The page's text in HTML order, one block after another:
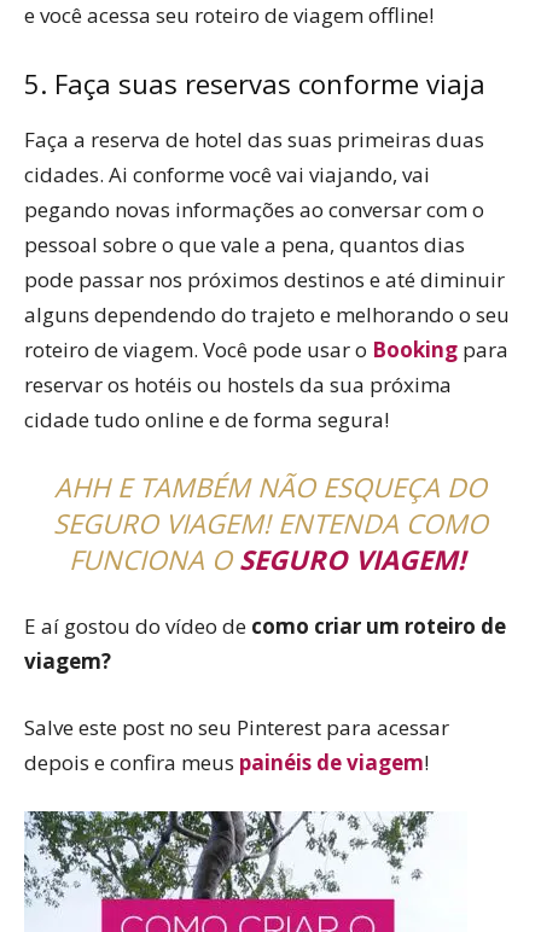
e você acessa seu roteiro de viagem offline!
5. Faça suas reservas conforme viaja
Faça a reserva de hotel das suas primeiras duas
cidades. Ai conforme você vai viajando, vai
pegando novas informações ao conversar com o
pessoal sobre o que vale a pena, quantos dias
pode passar nos próximos destinos e até diminuir
alguns dependendo do trajeto e melhorando o seu
roteiro de viagem. Você pode usar o Booking para
reservar os hotéis ou hostels da sua próxima
cidade tudo online e de forma segura!
AHH E TAMBÉM NÃO ESQUEÇA DO
SEGURO VIAGEM! ENTENDA COMO
FUNCIONA O SEGURO VIAGEM!
E aí gostou do vídeo de como criar um roteiro de
viagem?
Salve este post no seu Pinterest para acessar
depois e confira meus painéis de viagem!